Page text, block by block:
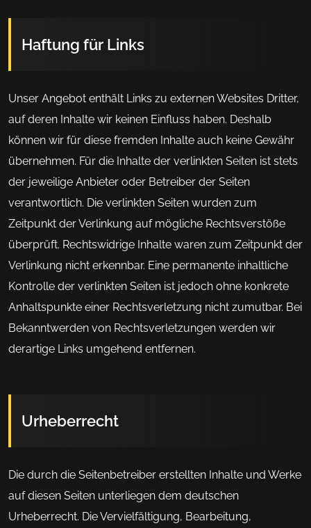
Haftung für Links
Unser Angebot enthält Links zu externen Websites Dritter,
auf deren Inhalte wir keinen Einfluss haben. Deshalb
können wir für diese fremden Inhalte auch keine Gewähr
übernehmen. Für die Inhalte der verlinkten Seiten ist stets
der jeweilige Anbieter oder Betreiber der Seiten
verantwortlich. Die verlinkten Seiten wurden zum
Zeitpunkt der Verlinkung auf mögliche Rechtsverstöße
überprüft. Rechtswidrige Inhalte waren zum Zeitpunkt der
Verlinkung nicht erkennbar. Eine permanente inhaltliche
Kontrolle der verlinkten Seiten ist jedoch ohne konkrete
Anhaltspunkte einer Rechtsverletzung nicht zumutbar. Bei
Bekanntwerden von Rechtsverletzungen werden wir
derartige Links umgehend entfernen.
Urheberrecht
Die durch die Seitenbetreiber erstellten Inhalte und Werke
auf diesen Seiten unterliegen dem deutschen
Urheberrecht. Die Vervielfältigung, Bearbeitung,